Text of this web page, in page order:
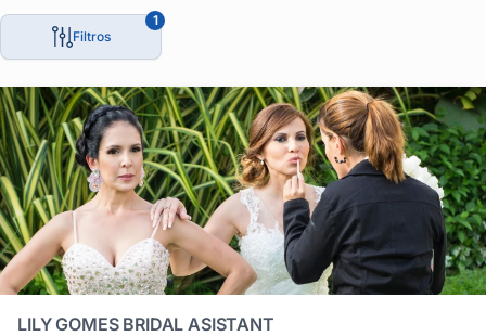
Filtros
1
LILY GOMES BRIDAL ASISTANT
Porque un momento así tiene que contemplar cada detalle.
El momento de la torta, de las alianzas, del vals, la elección
Todo merece la mayor atención.
Disfrutá de tu casamiento mientras los wedding planners